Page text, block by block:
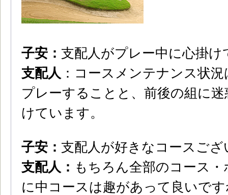
子安： 支配人がプレー中に心掛
支配人 ：コースメンテナンス状
プレーすることと、前後の組に
けています。
子安： 支配人が好きなコースご
支配人： もちろん全部のコース
に中コースは趣があって良いで